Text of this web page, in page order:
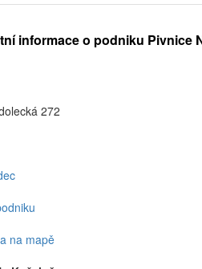
informace o podniku Pivnice
272
na mapě